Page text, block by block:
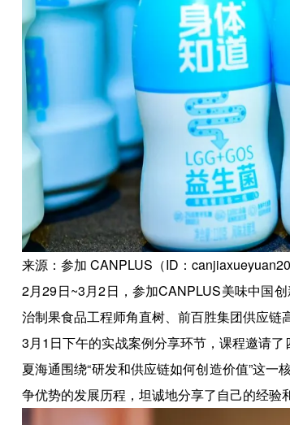
来源：参加 CANPLUS（ID：
2月29日~3月2日，参加CANPLUS美味中国
治制果食品工程师角直树、前百胜集团供应链
3月1日下午的实战案例分享环节，课程邀请
夏海通围绕“研发和供应链如何创造价值”这
争优势的发展历程，坦诚地分享了自己的经验